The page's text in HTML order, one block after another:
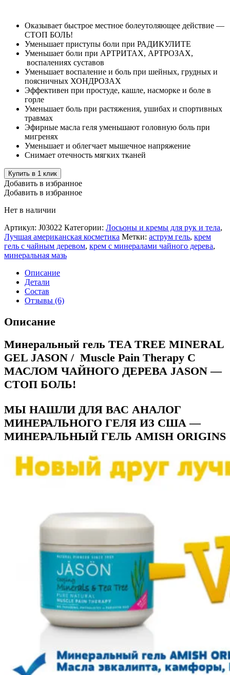
Оказывает быстрое местное болеутоляющее действие —
СТОП БОЛЬ!
Уменьшает приступы боли при РАДИКУЛИТЕ
Уменьшает боли при АРТРИТАХ, АРТРОЗАХ,
воспалениях суставов
Уменьшает воспаление и боль при шейных, грудных и
поясничных ХОНДРОЗАХ
Эффективен при простуде, кашле, насморке и боле в
горле
Уменьшает боль при растяжения, ушибах и спортивных
травмах
Эфирные масла геля уменьшают головную боль при
мигренях
Уменьшает и облегчает мышечное напряжение
Снимает отечность мягких тканей
Купить в 1 клик
Добавить в избранное
Добавить в избранное
Нет в наличии
Артикул: J03022 Категории: Лосьоны и кремы для рук и тела,
Лучшая американская косметика Метки: аструм гель, крем
гель с чайным деревом, крем с минералами чайного дерева,
минеральная мазь
Описание
Детали
Состав
Отзывы (6)
Описание
Минеральный гель TEA TREE MINERAL
GEL JASON / Muscle Pain Therapy С
МАСЛОМ ЧАЙНОГО ДЕРЕВА JASON —
СТОП БОЛЬ!
МЫ НАШЛИ ДЛЯ ВАС АНАЛОГ
МИНЕРАЛЬНОГО ГЕЛЯ ИЗ США —
МИНЕРАЛЬНЫЙ ГЕЛЬ AMISH ORIGINS